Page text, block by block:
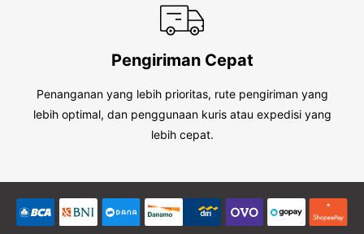
Pengiriman Cepat
Penanganan yang lebih prioritas, rute pengiriman yang
lebih optimal, dan penggunaan kuris atau expedisi yang
lebih cepat.